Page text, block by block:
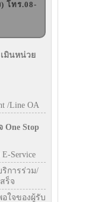
โทร.08-
เมินหน่วย
/Line OA
One Stop
Service
การร่วม/
ร็จ
ใจของผู้รับ